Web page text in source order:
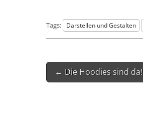
Tags: Darstellen und Gestalten
Post
navigation
← Die Hoodies sind da!